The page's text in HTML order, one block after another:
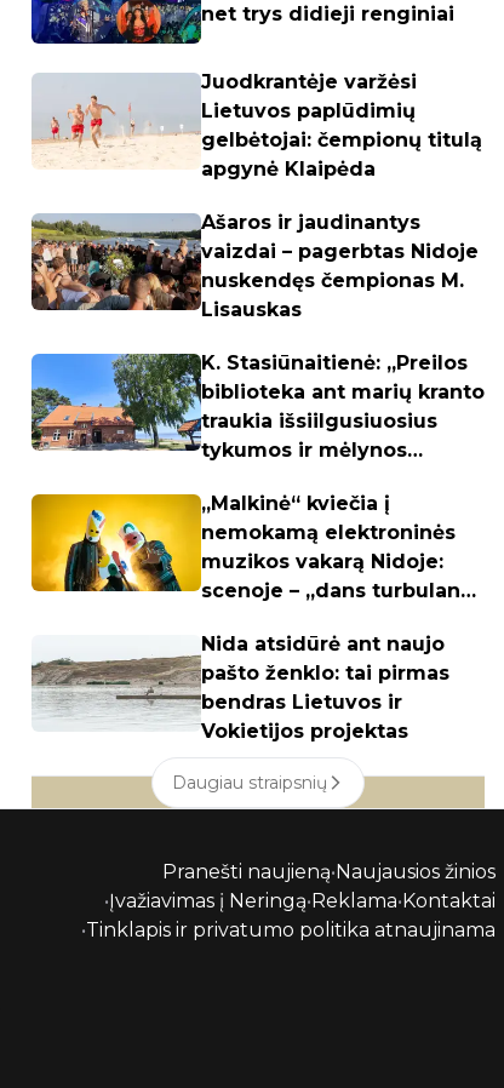
net trys didieji renginiai
Juodkrantėje varžėsi
Lietuvos paplūdimių
gelbėtojai: čempionų titulą
apgynė Klaipėda
Ašaros ir jaudinantys
vaizdai – pagerbtas Nidoje
nuskendęs čempionas M.
Lisauskas
K. Stasiūnaitienė: „Preilos
biblioteka ant marių kranto
traukia išsiilgusiuosius
tykumos ir mėlynos
„Malkinė“ kviečia į
nemokamą elektroninės
muzikos vakarą Nidoje:
scenoje – „dans turbulans“
Nida atsidūrė ant naujo
pašto ženklo: tai pirmas
bendras Lietuvos ir
Vokietijos projektas
Daugiau straipsnių
Pranešti naujieną•Naujausios žinios
•Įvažiavimas į Neringą•Reklama•Kontaktai
•Tinklapis ir privatumo politika atnaujinama